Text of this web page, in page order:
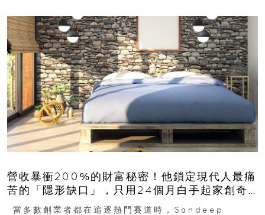
營收暴衝200%的財富秘密！他鎖定現代人最痛
苦的「隱形缺口」，只用24個月白手起家創奇
蹟
當多數創業者都在追逐熱門賽道時，Sandeep